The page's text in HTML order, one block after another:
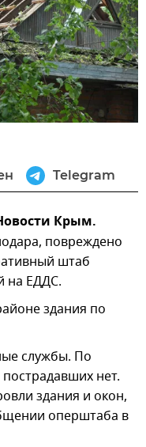
Telegram
Крым.
повреждено
штаб
на ЕДДС.
здания по
службы. По
нет.
здания и окон,
оперштаба в